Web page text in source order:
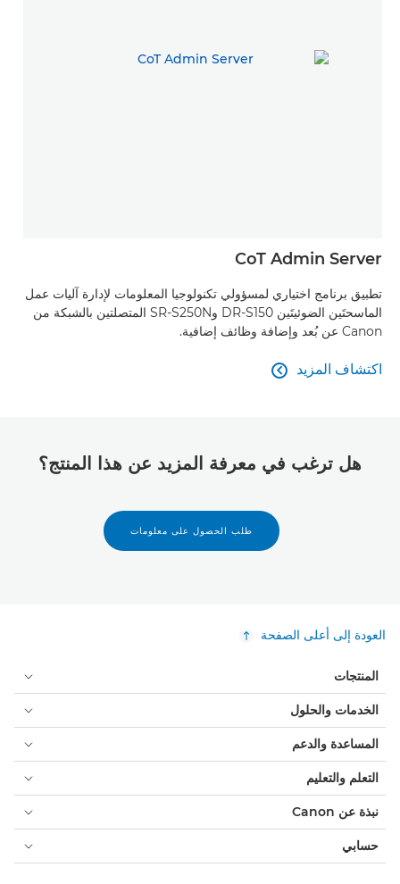
CoT Admin Server
تطبيق برنامج اختياري لمسؤولي تكنولوجيا المعلومات لإدارة آليات عمل
الماسحتَين الضوئيتَين DR-S150 وSR-S250N المتصلتين بالشبكة من
Canon عن بُعد وإضافة وظائف إضافية.
اكتشاف المزيد
اكتشاف المزيد

هل ترغب في معرفة المزيد عن هذا المنتج؟
طلب الحصول على معلومات
العودة إلى أعلى الصفحة
المنتجات
الخدمات والحلول
المساعدة والدعم
التعلم والتعليم
نبذة عن Canon
حسابي